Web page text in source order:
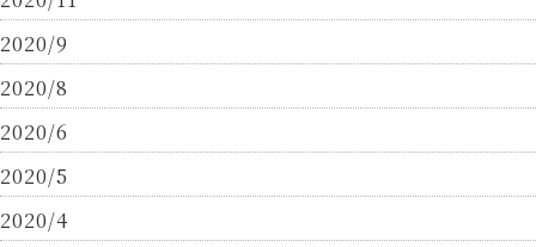
2020/9
2020/8
2020/6
2020/5
2020/4